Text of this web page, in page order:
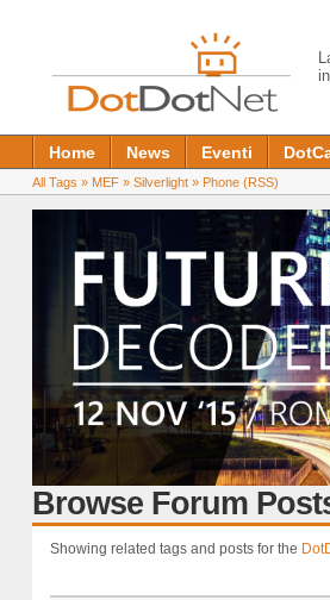
Home News Eventi
All Tags » MEF » Silverlight » Phone (RSS)
Browse Forum
Showing related tags and posts for the